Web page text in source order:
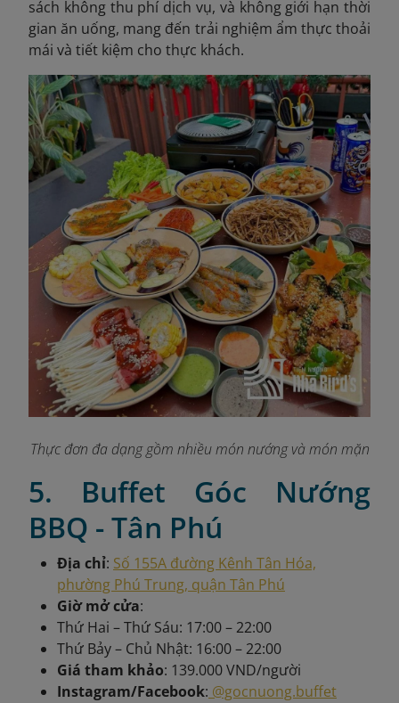
sách không thu phí dịch vụ, và không giới hạn thời
gian ăn uống, mang đến trải nghiệm ẩm thực thoải
mái và tiết kiệm cho thực khách.
Thực đơn đa dạng gồm nhiều món nướng và món mặn
5. Buffet Góc Nướng
BBQ - Tân Phú
Địa chỉ: Số 155A đường Kênh Tân Hóa,
phường Phú Trung, quận Tân Phú
Giờ mở cửa:
Thứ Hai – Thứ Sáu: 17:00 – 22:00
Thứ Bảy – Chủ Nhật: 16:00 – 22:00
Giá tham khảo: 139.000 VND/người
Instagram/Facebook: @gocnuong.buffet